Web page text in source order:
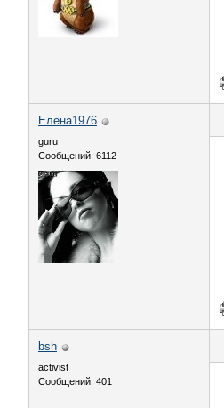
Елена1976
guru
Сообщений: 6112
bsh
activist
Сообщений: 401